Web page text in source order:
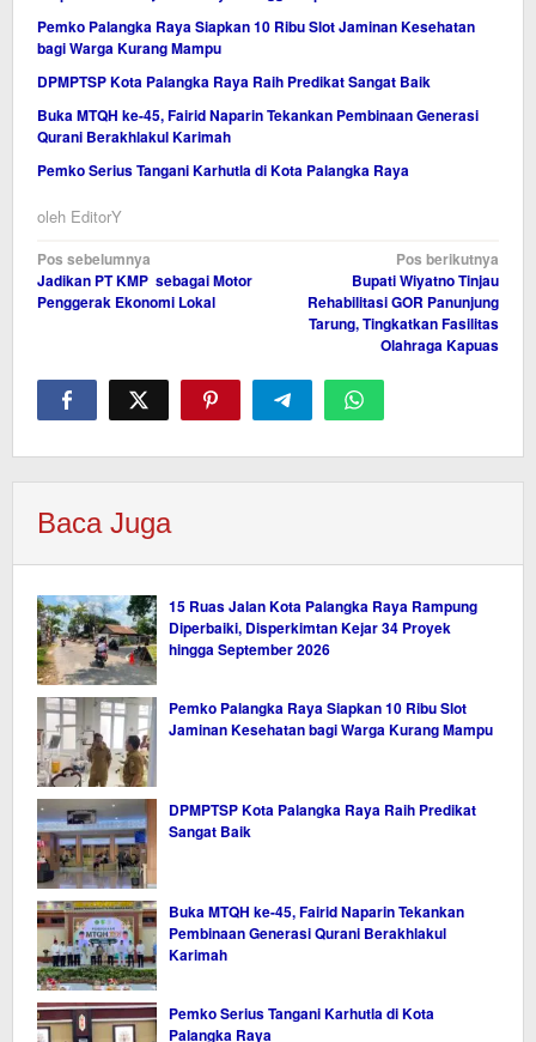
Pemko Palangka Raya Siapkan 10 Ribu Slot Jaminan Kesehatan
bagi Warga Kurang Mampu
DPMPTSP Kota Palangka Raya Raih Predikat Sangat Baik
Buka MTQH ke-45, Fairid Naparin Tekankan Pembinaan Generasi
Qurani Berakhlakul Karimah
Pemko Serius Tangani Karhutla di Kota Palangka Raya
oleh EditorY
Navigasi
pos
Pos sebelumnya
Jadikan PT KMP sebagai Motor
Penggerak Ekonomi Lokal
Pos berikutnya
Bupati Wiyatno Tinjau
Rehabilitasi GOR Panunjung
Tarung, Tingkatkan Fasilitas
Olahraga Kapuas
Baca Juga
15 Ruas Jalan Kota Palangka Raya Rampung
Diperbaiki, Disperkimtan Kejar 34 Proyek
hingga September 2026
Pemko Palangka Raya Siapkan 10 Ribu Slot
Jaminan Kesehatan bagi Warga Kurang Mampu
DPMPTSP Kota Palangka Raya Raih Predikat
Sangat Baik
Buka MTQH ke-45, Fairid Naparin Tekankan
Pembinaan Generasi Qurani Berakhlakul
Karimah
Pemko Serius Tangani Karhutla di Kota
Palangka Raya